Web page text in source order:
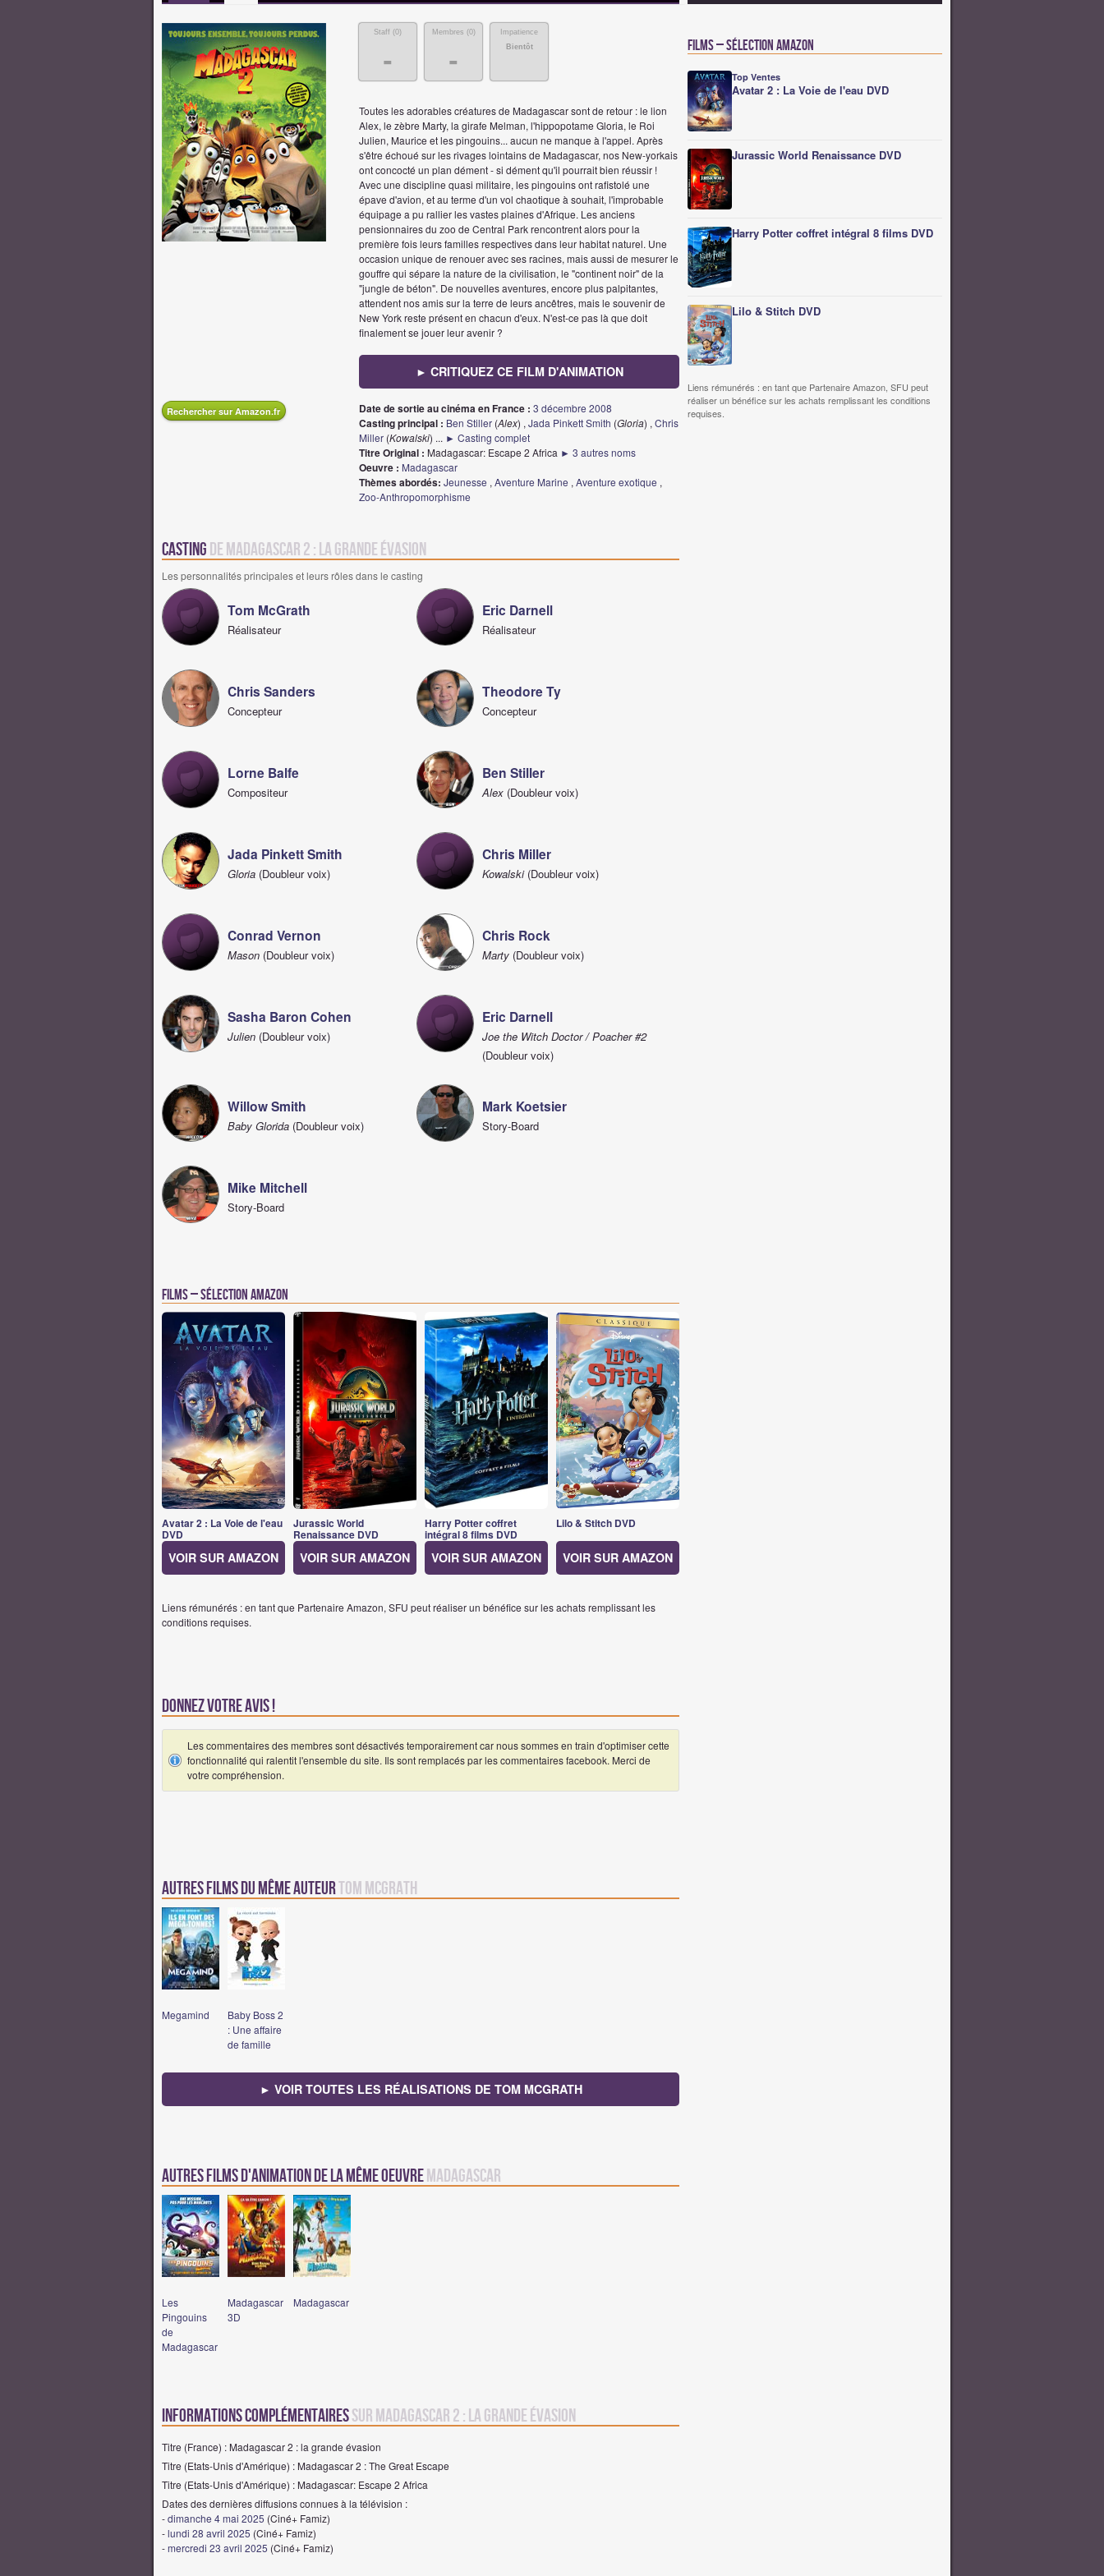
Staff (0)
-
Membres (0)
-
Impatience
Bientôt
Toutes les adorables créatures de Madagascar sont de retour : le lion
Alex, le zèbre Marty, la girafe Melman, l'hippopotame Gloria, le Roi
Julien, Maurice et les pingouins... aucun ne manque à l'appel. Après
s'être échoué sur les rivages lointains de Madagascar, nos New-yorkais
ont concocté un plan dément - si dément qu'il pourrait bien réussir !
Avec une discipline quasi militaire, les pingouins ont rafistolé une
épave d'avion, et au terme d'un vol chaotique à souhait, l'improbable
équipage a pu rallier les vastes plaines d'Afrique. Les anciens
pensionnaires du zoo de Central Park rencontrent alors pour la
première fois leurs familles respectives dans leur habitat naturel. Une
occasion unique de renouer avec ses racines, mais aussi de mesurer le
gouffre qui sépare la nature de la civilisation, le "continent noir" de la
"jungle de béton". De nouvelles aventures, encore plus palpitantes,
attendent nos amis sur la terre de leurs ancêtres, mais le souvenir de
New York reste présent en chacun d'eux. N'est-ce pas là que doit
finalement se jouer leur avenir ?
► CRITIQUEZ CE FILM D'ANIMATION
Rechercher sur Amazon.fr Date de sortie au cinéma en France : 3 décembre 2008
Casting principal : Ben Stiller (Alex) , Jada Pinkett Smith (Gloria) , Chris
Miller (Kowalski) ... ► Casting complet
Titre Original : Madagascar: Escape 2 Africa ► 3 autres noms
Oeuvre : Madagascar
Thèmes abordés: Jeunesse , Aventure Marine , Aventure exotique ,
Zoo-Anthropomorphisme
Casting de Madagascar 2 : la grande évasion
Les personnalités principales et leurs rôles dans le casting
Tom McGrath
Réalisateur
Eric Darnell
Réalisateur
Chris Sanders
Concepteur
Theodore Ty
Concepteur
Lorne Balfe
Compositeur
Ben Stiller
Alex (Doubleur voix)
Jada Pinkett Smith
Gloria (Doubleur voix)
Chris Miller
Kowalski(Doubleur voix)
Conrad Vernon
Mason (Doubleur voix)
Chris Rock
Marty (Doubleur voix)
Sasha Baron Cohen
Julien (Doubleur voix)
Eric Darnell
Joe the Witch Doctor / Poacher #2
(Doubleur voix)
Willow Smith
Baby Glorida (Doubleur voix)
Mark Koetsier
Story-Board
Mike Mitchell
Story-Board
Films – Sélection Amazon
Avatar 2 : La Voie de l'eau
DVD
VOIR SUR AMAZON
Jurassic World
Renaissance DVD
VOIR SUR AMAZON
Harry Potter coffret
intégral 8 films DVD
VOIR SUR AMAZON
Lilo & Stitch DVD
VOIR SUR AMAZON
Liens rémunérés : en tant que Partenaire Amazon, SFU peut réaliser un bénéfice sur les achats remplissant les
conditions requises.
Donnez votre avis !
Les commentaires des membres sont désactivés temporairement car nous sommes en train d'optimiser cette
fonctionnalité qui ralentit l'ensemble du site. Ils sont remplacés par les commentaires facebook. Merci de
votre compréhension.
Autres Films du même auteurTom McGrath
Megamind
Baby Boss 2
: Une affaire
de famille
► VOIR TOUTES LES RÉALISATIONS DE TOM MCGRATH
Autres films d'animation de la même oeuvre Madagascar
Les
Pingouins
de
Madagascar
Madagascar
3D
Madagascar
Informations complémentairessur Madagascar 2 : la grande évasion
Titre (France) : Madagascar 2 : la grande évasion
Titre (Etats-Unis d'Amérique) : Madagascar 2 : The Great Escape
Titre (Etats-Unis d'Amérique) : Madagascar: Escape 2 Africa
Dates des dernières diffusions connues à la télévision :
-dimanche 4 mai 2025 (Ciné+ Famiz)
-lundi 28 avril 2025 (Ciné+ Famiz)
-mercredi 23 avril 2025 (Ciné+ Famiz)
Films – Sélection Amazon
Top Ventes
Avatar 2 : La Voie de l'eau DVD
Jurassic World Renaissance DVD
Harry Potter coffret intégral 8 films DVD
Lilo & Stitch DVD
Liens rémunérés : en tant que Partenaire Amazon, SFU peut
réaliser un bénéfice sur les achats remplissant les conditions
requises.